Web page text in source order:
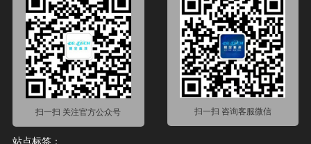
扫一扫 关注官方公众号 扫一扫 咨询客服微信
站点标签：